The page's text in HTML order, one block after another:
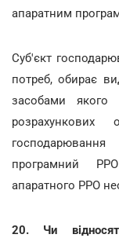
апаратним
Суб'єкт
потреб, обирає
засобами якого
програмний
апаратного РРО
20. Чи